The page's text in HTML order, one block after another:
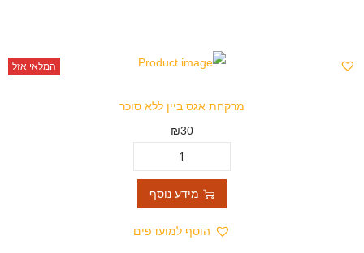
המלאי אזל
מרקחת אגס ביין ללא סוכר
₪30
מידע נוסף
הוסף למועדפים